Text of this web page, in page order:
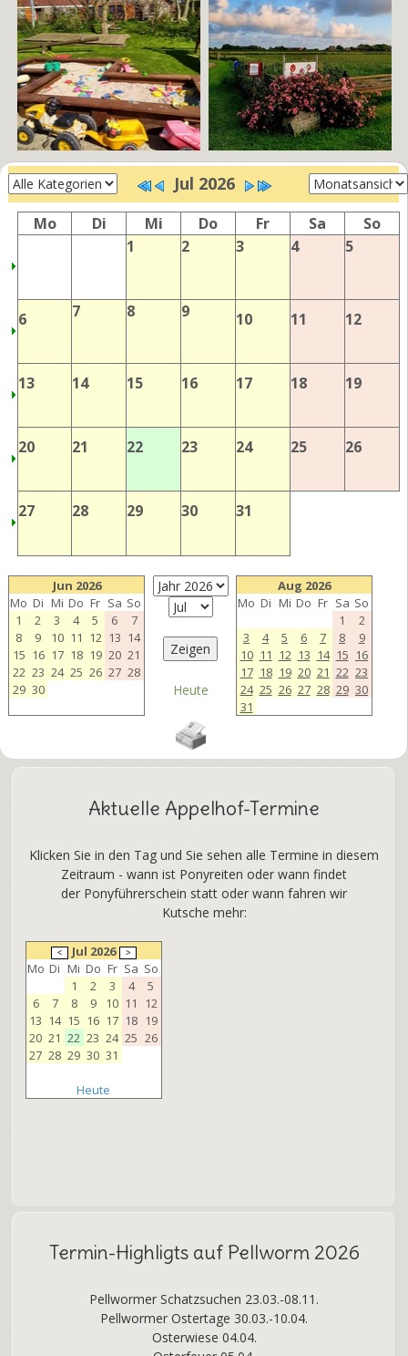
Jul 2026
Mo Di Mi Do Fr Sa
So
1
2 3 4 5
6 7 8 9 10 11 12
13 14 15 16 17 18 19
20 21 22 23 24 25 26
27 28 29 30 31
Jun 2026
Mo Di Mi Do Fr Sa So
1
2 3 4 5 6
7
8
9 10 11 12 13 14
15 16 17 18 19 20 21
22 23 24 25 26 27 28
29 30 Heute
Aug 2026
Mo Di Mi Do Fr Sa So
1
2
3
4 5 6 7 8
9
10 11 12 13 14 15 16
17 18 19 20 21 22 23
24 25 26 27 28 29 30
31
Aktuelle Appelhof-Termine
Klicken Sie in den Tag und Sie sehen alle Termine in diesem
Zeitraum - wann ist Ponyreiten oder wann findet
der Ponyführerschein statt oder wann fahren wir
Kutsche mehr:
Jul 2026
Mo Di Mi Do Fr Sa So
1
2 3 4
5
6
7 8 9 10 11
12
13 14 15 16 17 18 19
20 21 22 23 24 25 26
27 28 29 30 31
Heute
Termin-Highligts auf Pellworm 2026
Pellwormer Schatzsuchen 23.03.-08.11.
Pellwormer Ostertage 30.03.-10.04.
Osterwiese 04.04.